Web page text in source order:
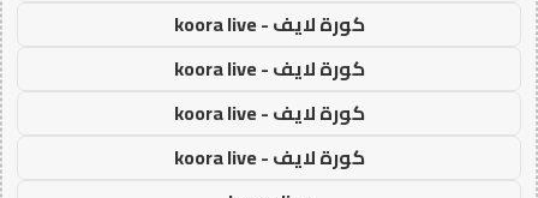
كورة لايف - koora live
كورة لايف - koora live
كورة لايف - koora live
كورة لايف - koora live